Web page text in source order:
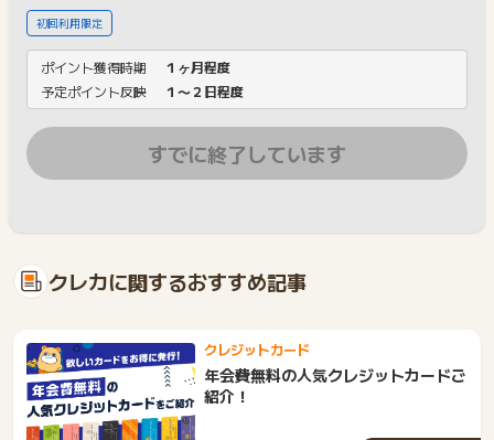
初回利用限定
ポイント獲得時期
１ヶ月程度
予定ポイント反映
１〜２日程度
すでに終了しています
クレカに関するおすすめ記事
クレジットカード
年会費無料の人気クレジットカードご
紹介！